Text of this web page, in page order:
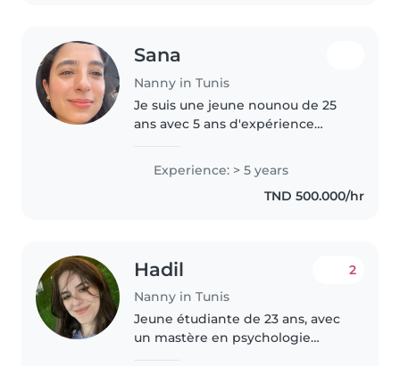
Sana
Nanny in Tunis
Je suis une jeune nounou de 25
ans avec 5 ans d'expérience
compétences variées comme la
lecture, les activités manuelles,..
Experience: > 5 years
TND 500.000/hr
Hadil
Nanny in Tunis
2
Jeune étudiante de 23 ans, avec
un mastère en psychologie